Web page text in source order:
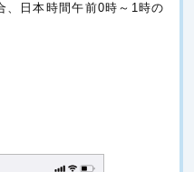
日本時間午前0時～1時の